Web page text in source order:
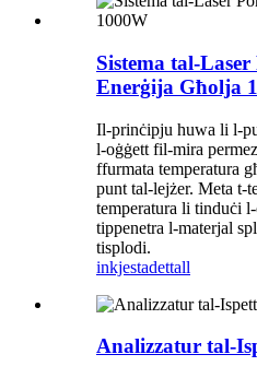
Sistema tal-
Enerġija Għolja
Il-prinċipju huwa li l-
l-oġġett fil-mira
ffurmata temperatura
punt tal-lejżer. Meta t-
temperatura li tinduċi
tippenetra l-materjal
tisplodi.
inkjestadettall
Analizzatur tal-